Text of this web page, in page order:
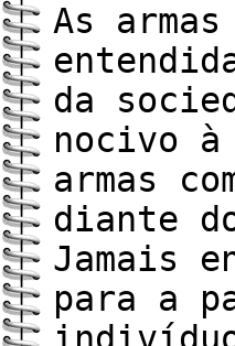
As
da
nocivo à
armas
diante
Jamais
para a